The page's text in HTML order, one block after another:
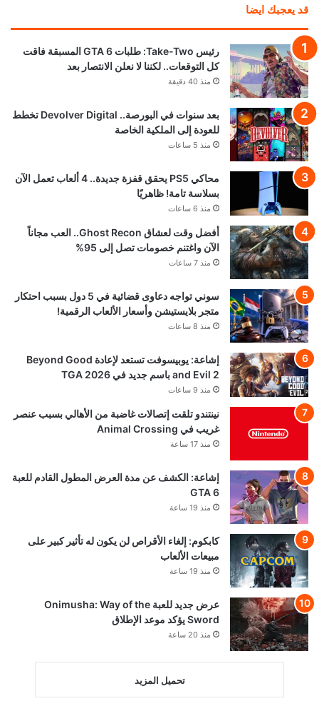
قد يعجبك ايضا
رئيس Take-Two: طلبات GTA 6 المسبقة فاقت
كل التوقعات.. لكننا لا نعلن الانتصار بعد
منذ 40 دقيقة
بعد سنوات في البورصة.. Devolver Digital تخطط
للعودة إلى الملكية الخاصة
منذ 5 ساعات
محاكي PS5 يحقق قفزة جديدة.. 4 ألعاب تعمل الآن
بسلاسة تامة! ظاهريًا
منذ 6 ساعات
أفضل وقت لعشاق Ghost Recon.. العب مجاناً
الآن واغتنم خصومات تصل إلى 95%
منذ 7 ساعات
سوني تواجه دعاوى قضائية في 5 دول بسبب احتكار
متجر بلايستيشن وأسعار الألعاب الرقمية!
منذ 8 ساعات
إشاعة: يوبيسوفت تستعد لإعادة Beyond Good
and Evil 2 باسم جديد في TGA 2026
منذ 9 ساعات
نينتندو تلقت إتصالات غاضبة من الأهالي بسبب عنصر
غريب في Animal Crossing
منذ 17 ساعة
إشاعة: الكشف عن مدة العرض المطول القادم للعبة
GTA 6
منذ 19 ساعة
كابكوم: إلغاء الأقراص لن يكون له تأثير كبير على
مبيعات الألعاب
منذ 19 ساعة
عرض جديد للعبة Onimusha: Way of the
Sword يؤكد موعد الإطلاق
منذ 20 ساعة
تحميل المزيد